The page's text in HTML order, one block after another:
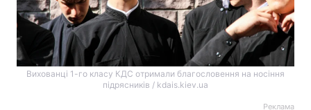
Вихованці 1-го класу КДС отримали благословення на носіння
підрясників / kdais.kiev.ua
Реклама